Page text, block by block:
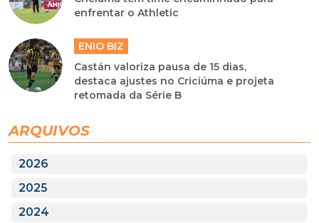
enfrentar o Athletic
ENIO BIZ
Castán valoriza pausa de 15 dias,
destaca ajustes no Criciúma e projeta
retomada da Série B
ARQUIVOS
2026
2025
2024